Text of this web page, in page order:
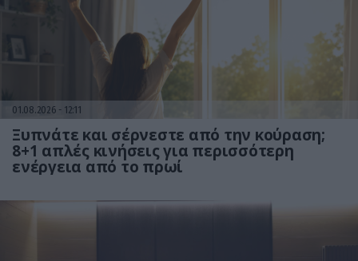
01.08.2026 12:11
Ξυπνάτε και σέρνεστε από την κούραση;
8+1 απλές κινήσεις για περισσότερη
ενέργεια από το πρωί